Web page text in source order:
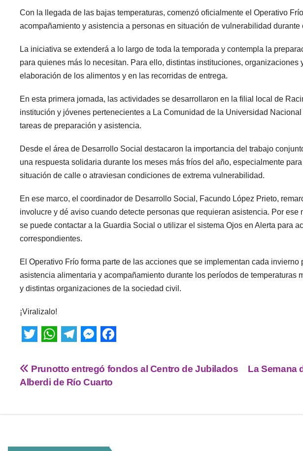
Con la llegada de las bajas temperaturas, comenzó oficialmente el Operativo
acompañamiento y asistencia a personas en situación de vulnerabilidad durante
La iniciativa se extenderá a lo largo de toda la temporada y contempla la
para quienes más lo necesitan. Para ello, distintas instituciones,
elaboración de los alimentos y en las recorridas de entrega.
En esta primera jornada, las actividades se desarrollaron en la filial local de
institución y jóvenes pertenecientes a La Comunidad de la Universidad
tareas de preparación y asistencia.
Desde el área de Desarrollo Social destacaron la importancia del trabajo
una respuesta solidaria durante los meses más fríos del año, especialmente
situación de calle o atraviesan condiciones de extrema vulnerabilidad.
En ese marco, el coordinador de Desarrollo Social, Facundo López Prieto,
involucre y dé aviso cuando detecte personas que requieran asistencia. Por
se puede contactar a la Guardia Social o utilizar el sistema Ojos en Alerta para
correspondientes.
El Operativo Frío forma parte de las acciones que se implementan cada
asistencia alimentaria y acompañamiento durante los períodos de temperaturas
y distintas organizaciones de la sociedad civil.
¡Viralizalo!
w
i
r
h
a
p
e
l
a
e
s
g
a
c
o
La Semana
Prunotto entregó fondos al Centro de Jubilados
Alberdi de Río Cuarto